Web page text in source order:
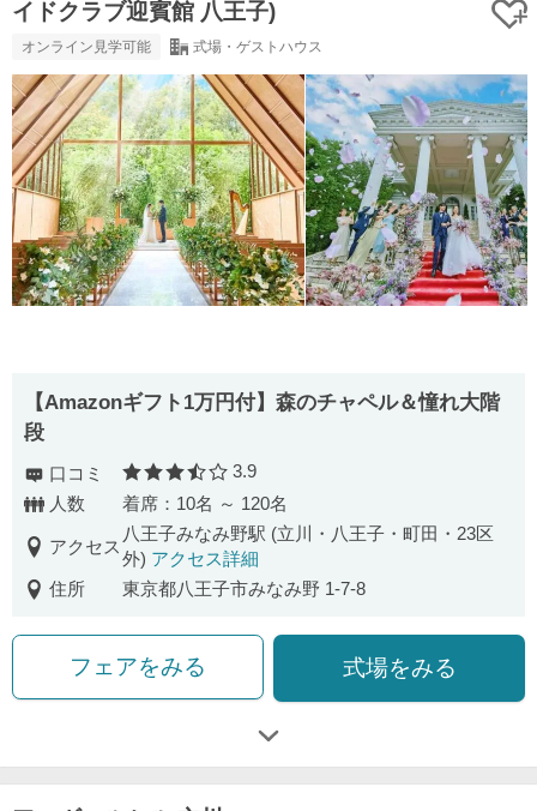
イドクラブ迎賓館 八王子)
オンライン見学可能 式場・ゲストハウス
【Amazonギフト1万円付】森のチャペル＆憧れ大階
段
口コミ 口コミ評価
3.9
人数
着席：10名 ～ 120名
アクセス
八王子みなみ野駅 (立川・八王子・町田・23区
外) アクセス詳細
住所
東京都八王子市みなみ野 1-7-8
フェアをみる 式場をみる